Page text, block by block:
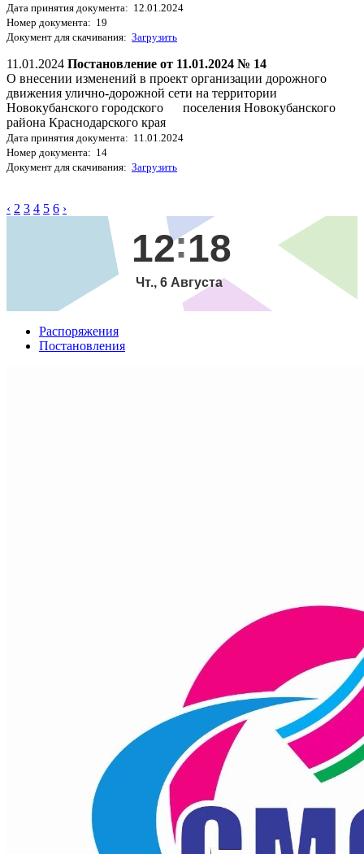
Дата принятия документа: 12.01.2024
Номер документа: 19
Документ для скачивания: Загрузить
11.01.2024 Постановление от 11.01.2024 № 14
О внесении изменений в проект организации дорожного
движения улично-дорожной сети на территории
Новокубанского городского поселения Новокубанского
района Краснодарского края
Дата принятия документа: 11.01.2024
Номер документа: 14
Документ для скачивания: Загрузить
‹ 2 3 4 5 6 ›
12 18
Чт., 6 Августа
Распоряжения
Постановления